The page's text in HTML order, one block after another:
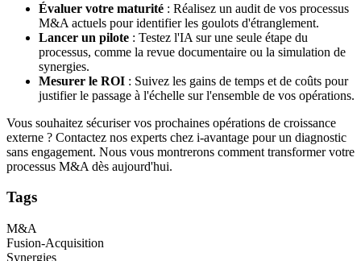
Évaluer votre maturité : Réalisez un audit de vos processus
M&A actuels pour identifier les goulots d'étranglement.
Lancer un pilote : Testez l'IA sur une seule étape du
processus, comme la revue documentaire ou la simulation de
synergies.
Mesurer le ROI : Suivez les gains de temps et de coûts pour
justifier le passage à l'échelle sur l'ensemble de vos opérations.
Vous souhaitez sécuriser vos prochaines opérations de croissance
externe ? Contactez nos experts chez i-avantage pour un diagnostic
sans engagement. Nous vous montrerons comment transformer votre
processus M&A dès aujourd'hui.
Tags
M&A
Fusion-Acquisition
Synergies